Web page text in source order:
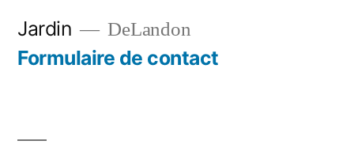
Jardin DeLandon
Formulaire de contact